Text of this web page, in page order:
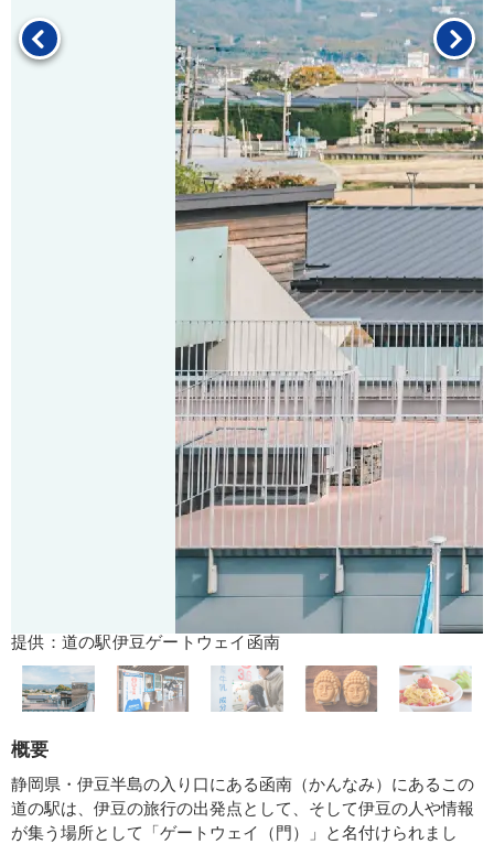
提供：道の駅伊豆ゲートウェイ函南
概要
静岡県・伊豆半島の入り口にある函南（かんなみ）にあるこの
道の駅は、伊豆の旅行の出発点として、そして伊豆の人や情報
が集う場所として「ゲートウェイ（門）」と名付けられまし